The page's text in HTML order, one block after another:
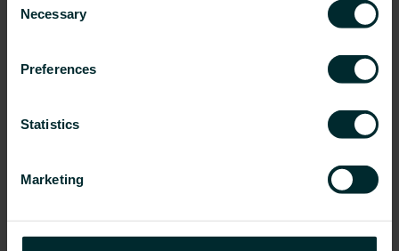
Selection
Necessary
Preferences
Statistics
Marketing
BERLIN-E WIEN / WIEN Links